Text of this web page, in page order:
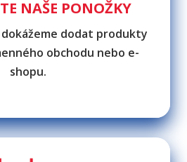
NAŠE PONOŽKY
dokážeme dodat produkty
obchodu nebo e-
shopu.